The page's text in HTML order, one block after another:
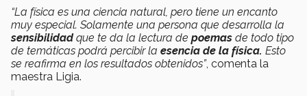
“La física es una ciencia natural, pero tiene un encanto
muy especial. Solamente una persona que desarrolla la
sensibilidadque te da la lectura de poemas de todo tipo
de temáticas podrá percibir la esencia de la física. Esto
se reafirma en los resultados obtenidos”, comenta la
maestra Ligia.